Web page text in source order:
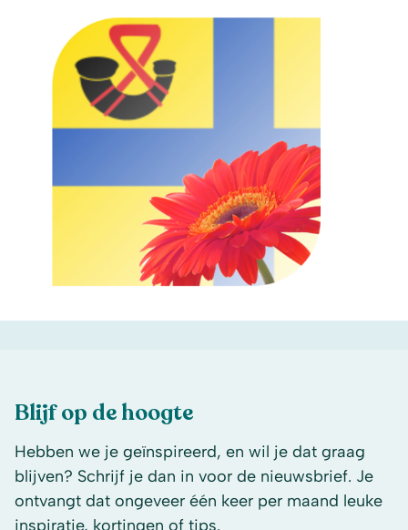
Blijf op de hoogte
Hebben we je geïnspireerd, en wil je dat graag
blijven? Schrijf je dan in voor de nieuwsbrief. Je
ontvangt dat ongeveer één keer per maand leuke
inspiratie, kortingen of tips.